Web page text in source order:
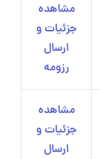
مشاهده
جزئیات و
ارسال
رزومه
مشاهده
جزئیات و
ارسال